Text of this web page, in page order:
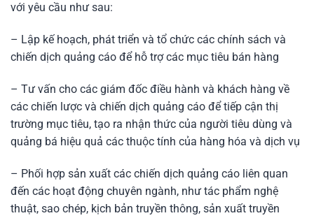
với yêu cầu như sau:
– Lập kế hoạch, phát triển và tổ chức các chính sách và
chiến dịch quảng cáo để hỗ trợ các mục tiêu bán hàng
– Tư vấn cho các giám đốc điều hành và khách hàng về
các chiến lược và chiến dịch quảng cáo để tiếp cận thị
trường mục tiêu, tạo ra nhận thức của người tiêu dùng và
quảng bá hiệu quả các thuộc tính của hàng hóa và dịch vụ
– Phối hợp sản xuất các chiến dịch quảng cáo liên quan
đến các hoạt động chuyên ngành, như tác phẩm nghệ
thuật, sao chép, kịch bản truyền thông, sản xuất truyền